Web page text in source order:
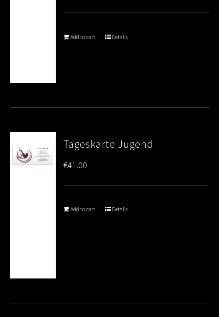
Add to cart Details
Tageskarte Jugend
€41.00
Add to cart Details